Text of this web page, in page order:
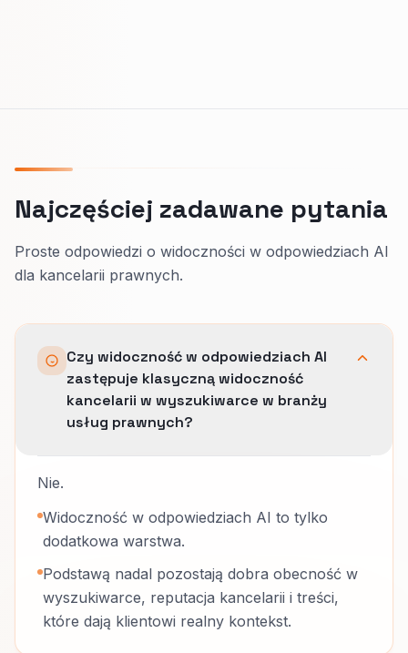
Najczęściej zadawane pytania
Proste odpowiedzi o widoczności w odpowiedziach AI
dla kancelarii prawnych.
Czy widoczność w odpowiedziach AI
zastępuje klasyczną widoczność
kancelarii w wyszukiwarce w branży
usług prawnych?
Nie.
Widoczność w odpowiedziach AI to tylko
dodatkowa warstwa.
Podstawą nadal pozostają dobra obecność w
wyszukiwarce, reputacja kancelarii i treści,
które dają klientowi realny kontekst.